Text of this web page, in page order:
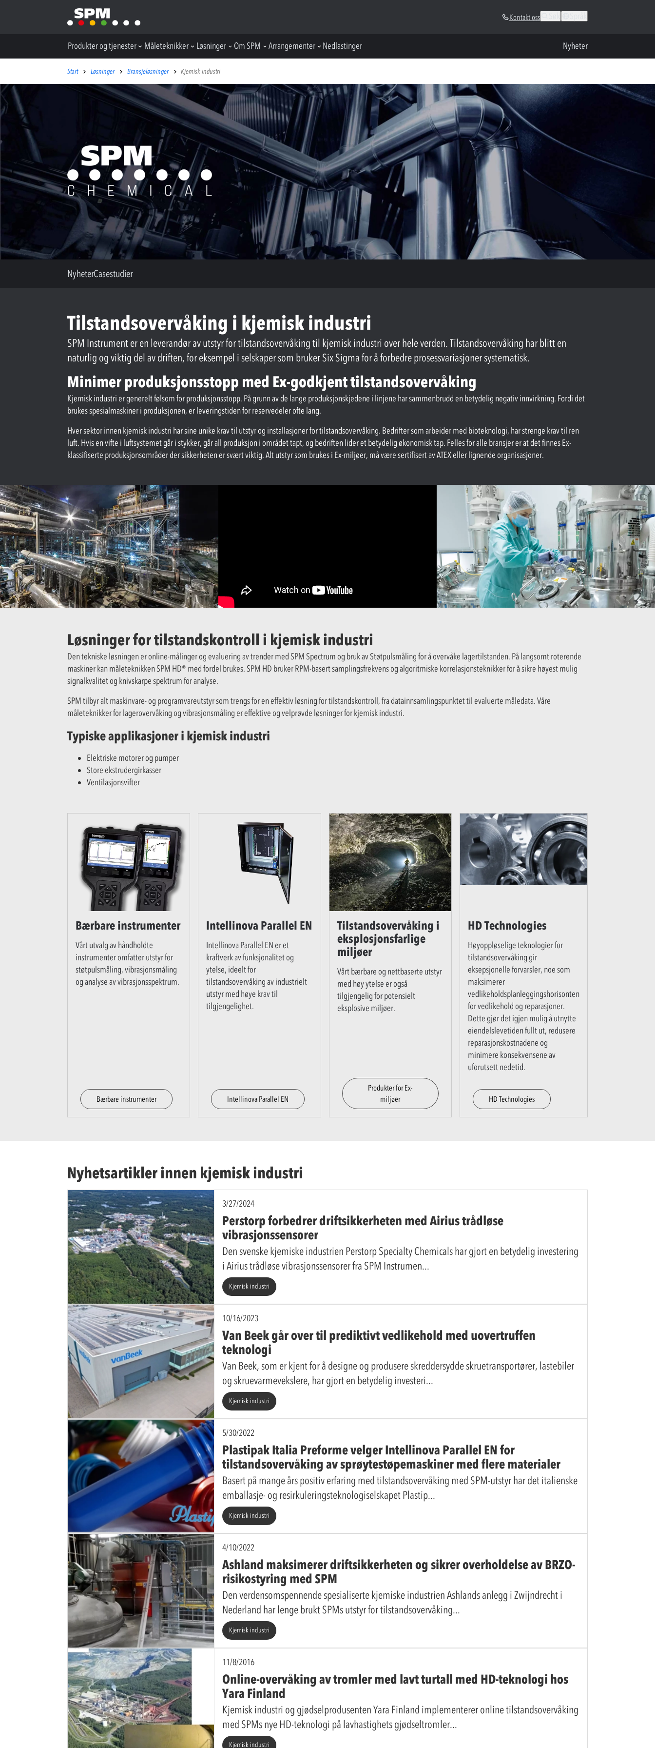
Kontakt oss
Produkter og tjenester Måleteknikker Løsninger Om SPM Arrangementer Nedlastinger Nyheter
Start Løsninger Bransjeløsninger Kjemisk industri
NyheterCasestudier
Tilstandsovervåking i kjemisk industri
SPM Instrument er en leverandør av utstyr for tilstandsovervåking til kjemisk industri over hele verden. Tilstandsovervåking har blitt en
naturlig og viktig del av driften, for eksempel i selskaper som bruker Six Sigma for å forbedre prosessvariasjoner systematisk.
Minimer produksjonsstopp med Ex-godkjent tilstandsovervåking
Kjemisk industri er generelt følsom for produksjonsstopp. På grunn av de lange produksjonskjedene i linjene har sammenbrudd en betydelig negativ innvirkning. Fordi det
brukes spesialmaskiner i produksjonen, er leveringstiden for reservedeler ofte lang.
Hver sektor innen kjemisk industri har sine unike krav til utstyr og installasjoner for tilstandsovervåking. Bedrifter som arbeider med bioteknologi, har strenge krav til ren
luft. Hvis en vifte i luftsystemet går i stykker, går all produksjon i området tapt, og bedriften lider et betydelig økonomisk tap. Felles for alle bransjer er at det finnes Ex-
klassifiserte produksjonsområder der sikkerheten er svært viktig. Alt utstyr som brukes i Ex-miljøer, må være sertifisert av ATEX eller lignende organisasjoner.
Løsninger for tilstandskontroll i kjemisk industri
Den tekniske løsningen er online-målinger og evaluering av trender med SPM Spectrum og bruk av Støtpulsmåling for å overvåke lagertilstanden. På langsomt roterende
maskiner kan måleteknikken SPM HD® med fordel brukes. SPM HD bruker RPM-basert samplingsfrekvens og algoritmiske korrelasjonsteknikker for å sikre høyest mulig
signalkvalitet og knivskarpe spektrum for analyse.
SPM tilbyr alt maskinvare- og programvareutstyr som trengs for en effektiv løsning for tilstandskontroll, fra datainnsamlingspunktet til evaluerte måledata. Våre
måleteknikker for lagerovervåking og vibrasjonsmåling er effektive og velprøvde løsninger for kjemisk industri.
Typiske applikasjoner i kjemisk industri
Elektriske motorer og pumper
Store ekstrudergirkasser
Ventilasjonsvifter
Bærbare instrumenter
Vårt utvalg av håndholdte
instrumenter omfatter utstyr for
støtpulsmåling, vibrasjonsmåling
og analyse av vibrasjonsspektrum.
Bærbare instrumenter
Intellinova Parallel EN
Intellinova Parallel EN er et
kraftverk av funksjonalitet og
ytelse, ideelt for
tilstandsovervåking av industrielt
utstyr med høye krav til
tilgjengelighet.
Intellinova Parallel EN
Tilstandsovervåking i
eksplosjonsfarlige
miljøer
Vårt bærbare og nettbaserte utstyr
med høy ytelse er også
tilgjengelig for potensielt
eksplosive miljøer.
Produkter for Ex-
miljøer
HD Technologies
Høyoppløselige teknologier for
tilstandsovervåking gir
eksepsjonelle forvarsler, noe som
maksimerer
vedlikeholdsplanleggingshorisonten
for vedlikehold og reparasjoner.
Dette gjør det igjen mulig å utnytte
eiendelslevetiden fullt ut, redusere
reparasjonskostnadene og
minimere konsekvensene av
uforutsett nedetid.
HD Technologies
Nyhetsartikler innen kjemisk industri
3/27/2024
Perstorp forbedrer driftsikkerheten med Airius trådløse
vibrasjonssensorer
Den svenske kjemiske industrien Perstorp Specialty Chemicals har gjort en betydelig investering
i Airius trådløse vibrasjonssensorer fra SPM Instrumen
Kjemisk industri
10/16/2023
Van Beek går over til prediktivt vedlikehold med uovertruffen
teknologi
Van Beek, som er kjent for å designe og produsere skreddersydde skruetransportører, lastebiler
og skruevarmevekslere, har gjort en betydelig investeri
Kjemisk industri
5/30/2022
Plastipak Italia Preforme velger Intellinova Parallel EN for
tilstandsovervåking av sprøytestøpemaskiner med flere materialer
Basert på mange års positiv erfaring med tilstandsovervåking med SPM-utstyr har det italienske
emballasje- og resirkuleringsteknologiselskapet Plastip
Kjemisk industri
4/10/2022
Ashland maksimerer driftsikkerheten og sikrer overholdelse av BRZO-
risikostyring med SPM
Den verdensomspennende spesialiserte kjemiske industrien Ashlands anlegg i Zwijndrecht i
Nederland har lenge brukt SPMs utstyr for tilstandsovervåking
Kjemisk industri
11/8/2016
Online-overvåking av tromler med lavt turtall med HD-teknologi hos
Yara Finland
Kjemisk industri og gjødselprodusenten Yara Finland implementerer online tilstandsovervåking
med SPMs nye HD-teknologi på lavhastighets gjødseltromler
Kjemisk industri